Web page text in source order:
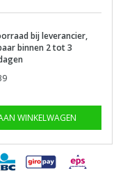
bij leverancier,
binnen 2 tot 3
WINKELWAGEN